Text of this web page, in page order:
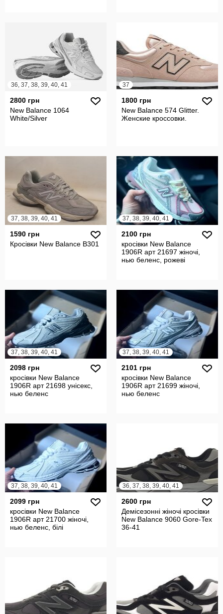
36, 37, 38, 39, 40, 41
2800 грн
New Balance 1064
White/Silver
37
1800 грн
New Balance 574 Glitter.
Женские кроссовки.
37, 38, 39, 40, 41
1590 грн
Кросівки New Balance B301
37, 38, 39, 40, 41
2100 грн
кросівки New Balance
1906R арт 21697 жіночі,
нью беленс, рожеві
37, 38, 39, 40, 41
2098 грн
кросівки New Balance
1906R арт 21698 унісекс,
нью беленс
37, 38, 39, 40, 41
2101 грн
кросівки New Balance
1906R арт 21699 жіночі,
нью беленс
37, 38, 39, 40, 41
2099 грн
кросівки New Balance
1906R арт 21700 жіночі,
нью беленс, білі
36, 37, 38, 39, 40, 41
2600 грн
Демісезонні жіночі кросівки
New Balance 9060 Gore-Tex
36-41